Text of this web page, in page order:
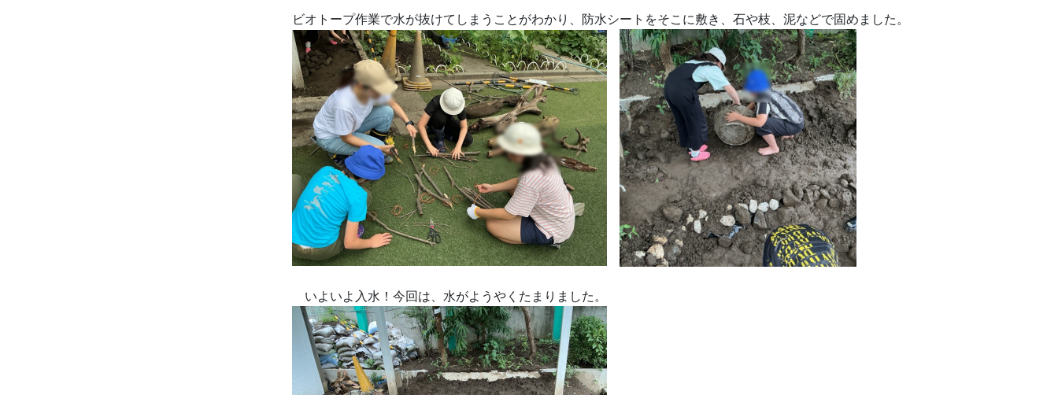
ビオトープ作業で水が抜けてしまうことがわかり、防水シートをそこに敷き、石や枝、泥などで固めました。
いよいよ入水！今回は、水がようやくたまりました。